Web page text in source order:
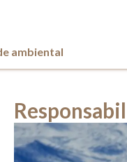
ambiental